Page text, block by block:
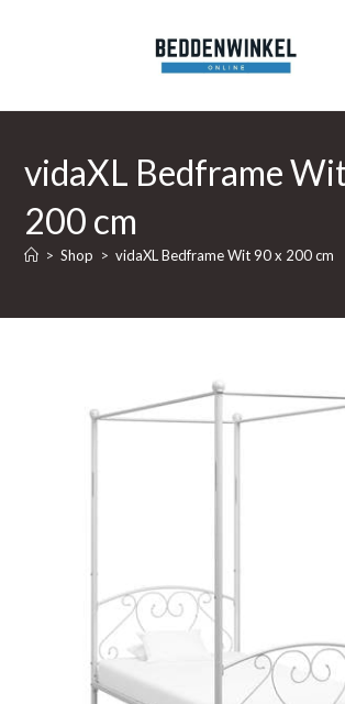
vidaXL Bedframe
200 cm
> Shop > vidaXL Bedframe Wit 90 x 200 cm